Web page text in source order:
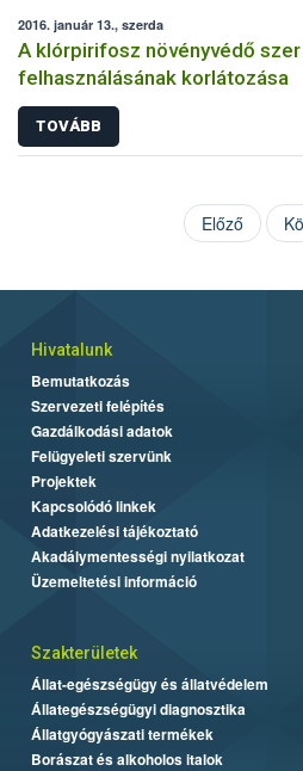
2016. január 13., szerda
A klórpirifosz növényvédő szer
felhasználásának korlátozása
TOVÁBB
Előző
Hivatalunk
Bemutatkozás
Szervezeti felépítés
Gazdálkodási adatok
Felügyeleti szervünk
Projektek
Kapcsolódó linkek
Adatkezelési tájékoztató
Akadálymentességi nyilatkozat
Üzemeltetési információ
Szakterületek
Állat-egészségügy és állatvédelem
Állategészségügyi diagnosztika
Állatgyógyászati termékek
Borászat és alkoholos italok